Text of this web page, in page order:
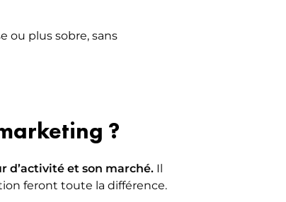
ou plus sobre, sans
?
d’activité et son marché. Il
feront toute la différence.